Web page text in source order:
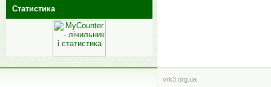
Статистика
vrk3.org.ua